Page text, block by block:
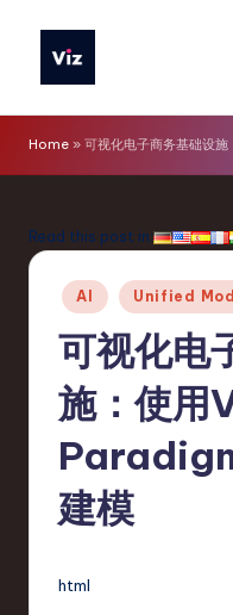
iz
T
o
ls
S
m
fi
Home » 可视化电子商务基础设
Read this post in:
Posted
in
AI Unified
可视化电
施：使用
建模
html